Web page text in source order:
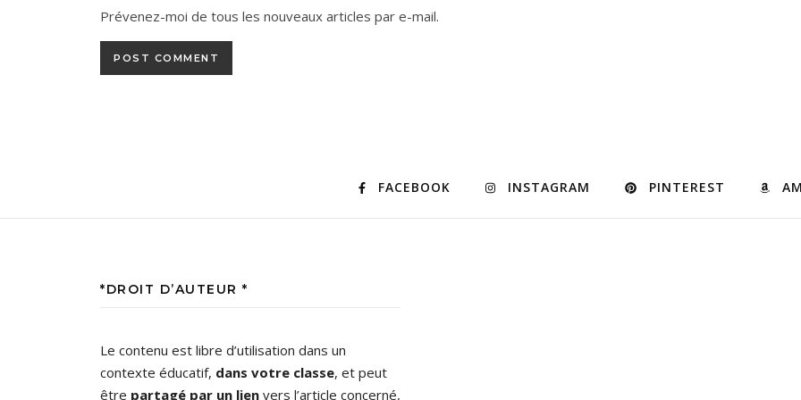
Prévenez-moi de tous les nouveaux articles par e-mail.
FACEBOOK INSTAGRAM PINTEREST
*DROIT D’AUTEUR *
Le contenu est libre d’utilisation dans un
contexte éducatif, dans votre classe, et peut
être partagé par un lien vers l’article concerné,